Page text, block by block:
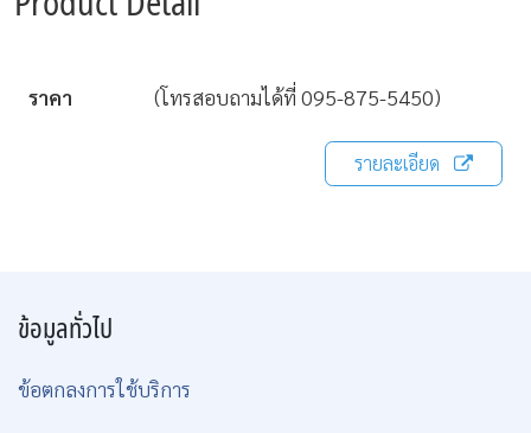
ราคา (โทรสอบถามได้ที่ 095-875-5450)
รายละเอียด
ข้อมูลทั่วไป
ข้อตกลงการใช้บริการ